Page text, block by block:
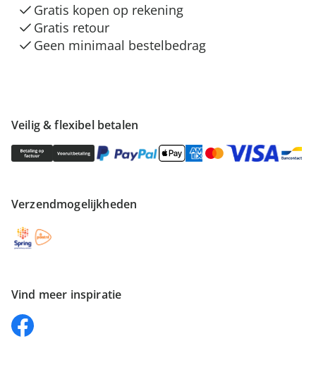
Veilig & flexibel betalen
Verzendmogelijkheden
Vind meer inspiratie
Gratis kopen op rekening
Gratis retour
Geen minimaal bestelbedrag